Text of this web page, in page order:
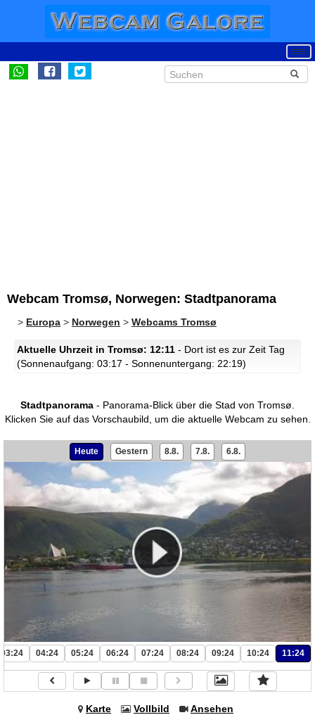
Webcam Tromsø, Norwegen: Stadtpanorama
> Europa > Norwegen > Webcams Tromsø
Aktuelle Uhrzeit in Tromsø: 12:11 - Dort ist es zur Zeit Tag
(Sonnenaufgang: 03:17 - Sonnenuntergang: 22:19)
Stadtpanorama - Panorama-Blick über die Stad von Tromsø.
Klicken Sie auf das Vorschaubild, um die aktuelle Webcam zu sehen.
Heute Gestern 8.8. 7.8. 6.8.
03:24 04:24 05:24 06:24 07:24 08:24 09:24 10:24 11:24
Karte Vollbild Ansehen